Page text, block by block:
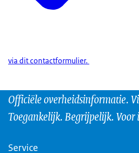
via dit contactformulier.
Officiële overheidsinformatie.
Toegankelijk. Begrijpelijk. Voor
Service